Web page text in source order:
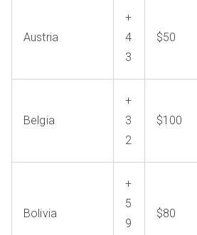
Austria
+
4
3
$50
Belgia
+
3
2
$100
Bolivia
+
5
9
$80